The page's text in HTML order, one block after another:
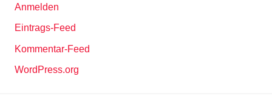
Anmelden
Eintrags-Feed
Kommentar-Feed
WordPress.org